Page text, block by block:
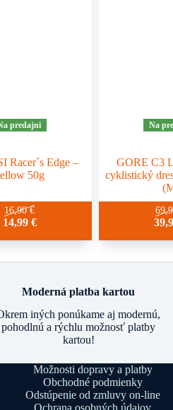
predajni
Racer´s Edge –
50g
16,90€
14,99 €
Na
GORE C3
cyklistický
Moderná platba kartou
iných ponúkame aj modernú,
pohodlnú a rýchlu možnosť platby
kartou!
Možnosti dopravy a platby
Obchodné podmienky
Odstúpenie od zmluvy on-line